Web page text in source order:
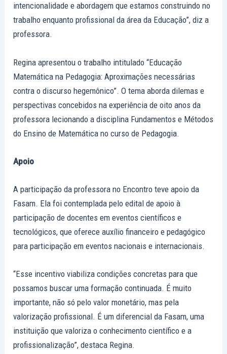
intencionalidade e abordagem que estamos construindo no
trabalho enquanto profissional da área da Educação”, diz a
professora.
Regina apresentou o trabalho intitulado “Educação
Matemática na Pedagogia: Aproximações necessárias
contra o discurso hegemônico”. O tema aborda dilemas e
perspectivas concebidos na experiência de oito anos da
professora lecionando a disciplina Fundamentos e Métodos
do Ensino de Matemática no curso de Pedagogia.
Apoio
A participação da professora no Encontro teve apoio da
Fasam. Ela foi contemplada pelo edital de apoio à
participação de docentes em eventos científicos e
tecnológicos, que oferece auxílio financeiro e pedagógico
para participação em eventos nacionais e internacionais.
“Esse incentivo viabiliza condições concretas para que
possamos buscar uma formação continuada. É muito
importante, não só pelo valor monetário, mas pela
valorização profissional. É um diferencial da Fasam, uma
instituição que valoriza o conhecimento científico e a
profissionalização”, destaca Regina.